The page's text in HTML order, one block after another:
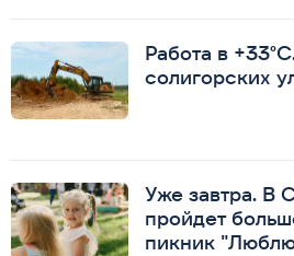
Работа в
солигорских
Уже завтра. В
пройдет
пикник